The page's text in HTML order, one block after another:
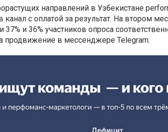
направлений в Узбекистане
канал с оплатой за результат. На втором
37% и 36% участников опроса
продвижение в мессенджере Telegram.